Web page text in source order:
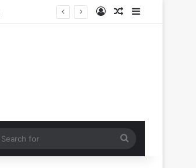
Log InRandom Article
Sidebar
for